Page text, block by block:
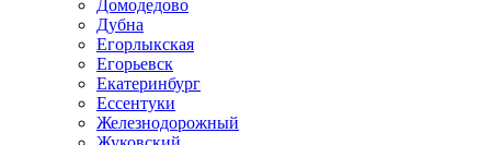
Домодедово
Дубна
Егорлыкская
Егорьевск
Екатеринбург
Ессентуки
Железнодорожный